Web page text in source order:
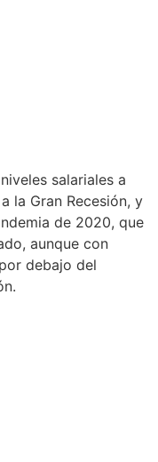
salariales a
la Gran Recesión, y
de 2020, que
aunque con
debajo del